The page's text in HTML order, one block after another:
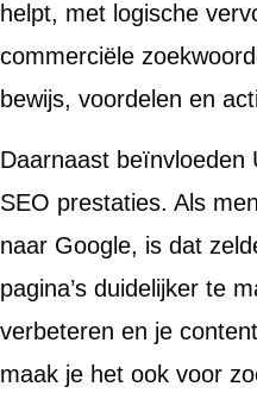
helpt, met logische
commerciële
bewijs, voordelen en
Daarnaast beïnvloeden
SEO prestaties. Als
naar Google, is dat
pagina’s duidelijker te
verbeteren en je
maak je het ook voor